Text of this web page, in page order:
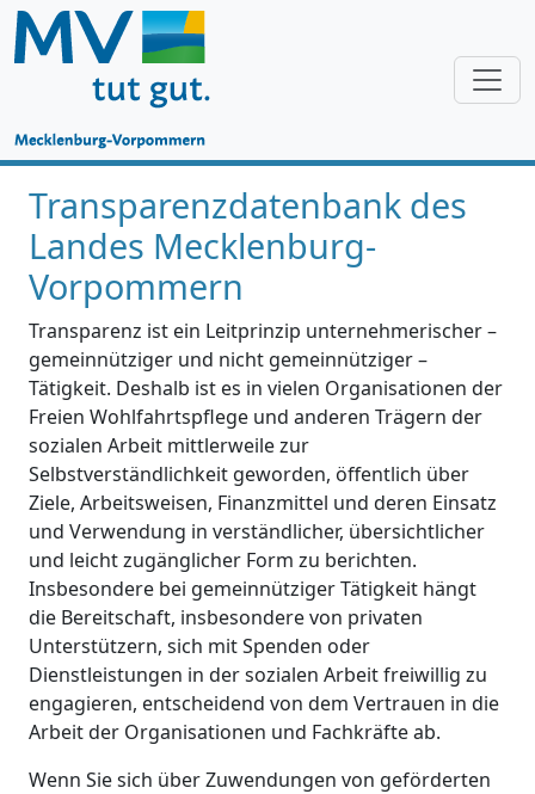
Transparenzdatenbank des
Landes Mecklenburg-
Vorpommern
Transparenz ist ein Leitprinzip unternehmerischer –
gemeinnütziger und nicht gemeinnütziger –
Tätigkeit. Deshalb ist es in vielen Organisationen der
Freien Wohlfahrtspflege und anderen Trägern der
sozialen Arbeit mittlerweile zur
Selbstverständlichkeit geworden, öffentlich über
Ziele, Arbeitsweisen, Finanzmittel und deren Einsatz
und Verwendung in verständlicher, übersichtlicher
und leicht zugänglicher Form zu berichten.
Insbesondere bei gemeinnütziger Tätigkeit hängt
die Bereitschaft, insbesondere von privaten
Unterstützern, sich mit Spenden oder
Dienstleistungen in der sozialen Arbeit freiwillig zu
engagieren, entscheidend von dem Vertrauen in die
Arbeit der Organisationen und Fachkräfte ab.
Wenn Sie sich über Zuwendungen von geförderten